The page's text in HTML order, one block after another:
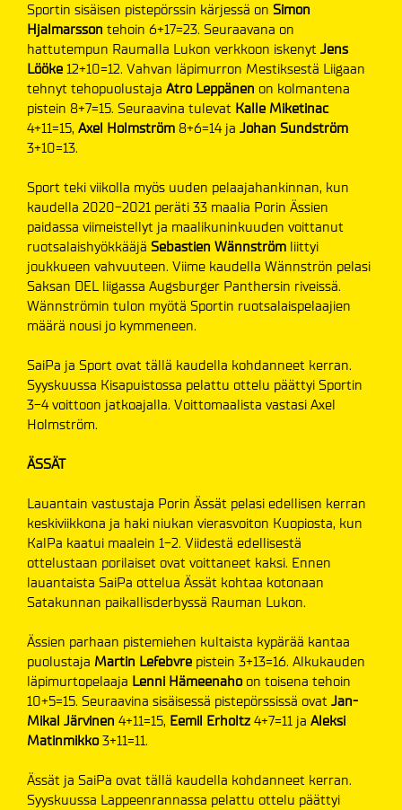
Sportin sisäisen pistepörssin kärjessä on Simon
Hjalmarsson tehoin 6+17=23. Seuraavana on
hattutempun Raumalla Lukon verkkoon iskenyt Jens
Lööke 12+10=12. Vahvan läpimurron Mestiksestä Liigaan
tehnyt tehopuolustaja Atro Leppänen on kolmantena
pistein 8+7=15. Seuraavina tulevat Kalle Miketinac
4+11=15, Axel Holmström 8+6=14 ja Johan Sundström
3+10=13.
Sport teki viikolla myös uuden pelaajahankinnan, kun
kaudella 2020-2021 peräti 33 maalia Porin Ässien
paidassa viimeistellyt ja maalikuninkuuden voittanut
ruotsalaishyökkääjä Sebastien Wännström liittyi
joukkueen vahvuuteen. Viime kaudella Wännströn pelasi
Saksan DEL liigassa Augsburger Panthersin riveissä.
Wännströmin tulon myötä Sportin ruotsalaispelaajien
määrä nousi jo kymmeneen.
SaiPa ja Sport ovat tällä kaudella kohdanneet kerran.
Syyskuussa Kisapuistossa pelattu ottelu päättyi Sportin
3-4 voittoon jatkoajalla. Voittomaalista vastasi Axel
Holmström.
ÄSSÄT
Lauantain vastustaja Porin Ässät pelasi edellisen kerran
keskiviikkona ja haki niukan vierasvoiton Kuopiosta, kun
KalPa kaatui maalein 1-2. Viidestä edellisestä
ottelustaan porilaiset ovat voittaneet kaksi. Ennen
lauantaista SaiPa ottelua Ässät kohtaa kotonaan
Satakunnan paikallisderbyssä Rauman Lukon.
Ässien parhaan pistemiehen kultaista kypärää kantaa
puolustaja Martin Lefebvre pistein 3+13=16. Alkukauden
läpimurtopelaaja Lenni Hämeenahoon toisena tehoin
10+5=15. Seuraavina sisäisessä pistepörssissä ovat Jan-
Mikal Järvinen 4+11=15, Eemil Erholtz 4+7=11 ja Aleksi
Matinmikko3+11=11.
Ässät ja SaiPa ovat tällä kaudella kohdanneet kerran.
Syyskuussa Lappeenrannassa pelattu ottelu päättyi